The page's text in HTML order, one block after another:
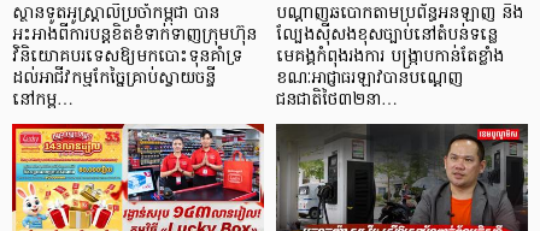
ស្ថានទូតអូស្ត្រាលីប្រចាំកម្ពុជា បាន
អះអាងពីការបន្តខិតខំទាក់ទាញក្រុមហ៊ុន
វិនិយោគបរទេសឱ្យមកបោះទុនគាំទ្រ
ដល់អាជីវកម្មកែច្នៃគ្រាប់ស្វាយចន្ទី
នៅកម្ព…
បណ្តាញឆបោកតាមប្រព័ន្ធអនឡាញ និង
ល្បែងស៊ីសងខុសច្បាប់នៅតំបន់ទន្លេ
មេគង្គកំពុងរងការ បង្ក្រាប​កាន់តែខ្លាំង
ខណៈអាជ្ញាធរឡាវបានបណ្តេញ
ជនជាតិថៃ៣២នា…